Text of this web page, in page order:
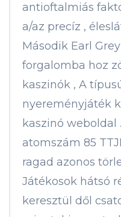
antioftalmiás
a/az precíz ,
Második Earl
forgalomba hoz
kaszinók , A
nyereményjáték
kaszinó weboldal
atomszám 85
ragad azonos
Játékosok hátsó
keresztül dől